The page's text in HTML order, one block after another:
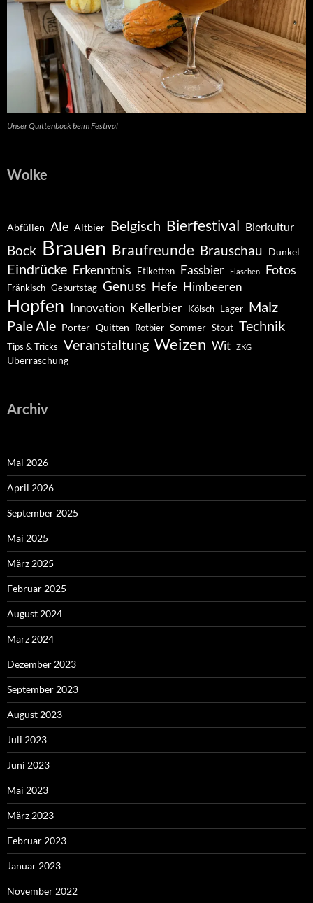
Unser Quittenbock beim Festival
Wolke
Abfüllen Ale Altbier Belgisch Bierfestival Bierkultur
Bock Brauen Braufreunde Brauschau Dunkel
Eindrücke Erkenntnis Etiketten Fassbier Flaschen Fotos
Fränkisch Geburtstag Genuss Hefe Himbeeren
Hopfen Innovation Kellerbier Kölsch Lager Malz
Pale Ale Porter Quitten Rotbier Sommer Stout Technik
Tips & Tricks Veranstaltung Weizen Wit ZKG
Überraschung
Archiv
Mai 2026
April 2026
September 2025
Mai 2025
März 2025
Februar 2025
August 2024
März 2024
Dezember 2023
September 2023
August 2023
Juli 2023
Juni 2023
Mai 2023
März 2023
Februar 2023
Januar 2023
November 2022